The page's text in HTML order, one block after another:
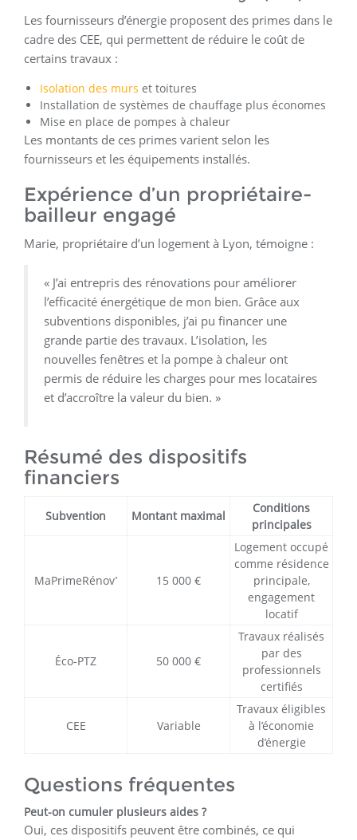
Les fournisseurs d’énergie proposent des primes dans le
cadre des CEE, qui permettent de réduire le coût de
certains travaux :
Isolation des murs et toitures
Installation de systèmes de chauffage plus économes
Mise en place de pompes à chaleur
Les montants de ces primes varient selon les
fournisseurs et les équipements installés.
Expérience d’un propriétaire-
bailleur engagé
Marie, propriétaire d’un logement à Lyon, témoigne :
« J’ai entrepris des rénovations pour améliorer
l’efficacité énergétique de mon bien. Grâce aux
subventions disponibles, j’ai pu financer une
grande partie des travaux. L’isolation, les
nouvelles fenêtres et la pompe à chaleur ont
permis de réduire les charges pour mes locataires
et d’accroître la valeur du bien. »
Résumé des dispositifs
financiers
Subvention Montant maximal
Conditions
principales
MaPrimeRénov’ 15 000 €
Logement occupé
comme résidence
principale,
engagement
locatif
Éco-PTZ 50 000 €
Travaux réalisés
par des
professionnels
certifiés
CEE Variable
Travaux éligibles
à l’économie
d’énergie
Questions fréquentes
Peut-on cumuler plusieurs aides ?
Oui, ces dispositifs peuvent être combinés, ce qui